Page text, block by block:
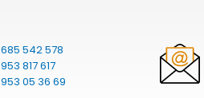
685 542 578
953 817 617
953 05 36 69